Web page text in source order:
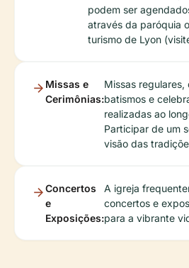
podem ser
através da paróquia
turismo de Lyon
Missas e
Cerimônias:
Missas regulares,
batismos e
realizadas ao
Participar de um
visão das
Concertos
e
Exposições:
A igreja
concertos e
para a vibrante